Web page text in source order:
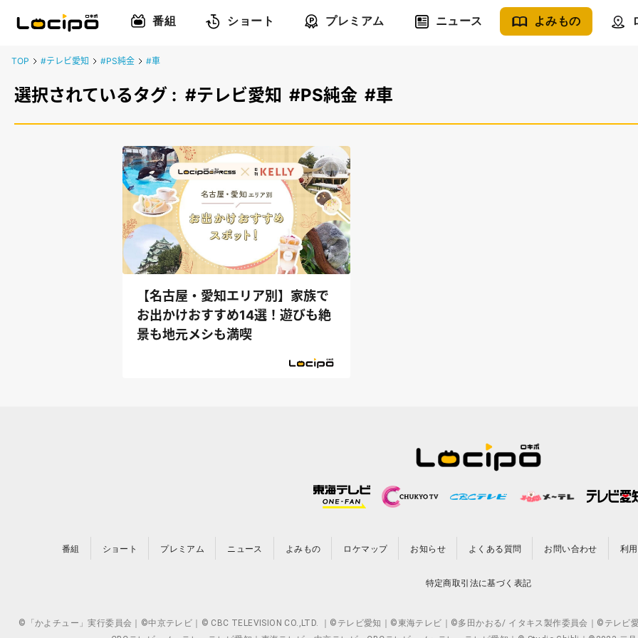
番組 ショート プレミアム ニュース よみもの
TOP #テレビ愛知 #PS純金 #車
選択されているタグ : #テレビ愛知 #PS純金 #車
【名古屋・愛知エリア別】家族で
お出かけおすすめ14選！遊びも絶
景も地元メシも満喫
番組 ショート プレミアム ニュース よみもの ロケマップ お知らせ よくある質問 お問い合わせ 利
特定商取引法に基づく表記
©「かよチュー」実行委員会｜©中京テレビ｜© CBC TELEVISION CO.,LTD. ｜©テレビ愛知｜©東海テレビ｜©多田かおる/ イタキス製作委員会｜©テレビ